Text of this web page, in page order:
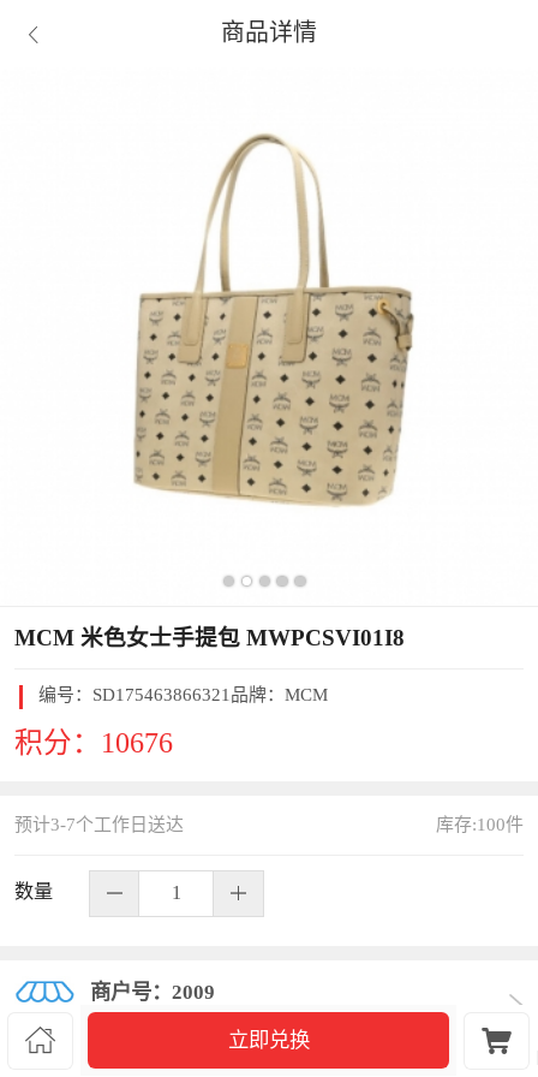
 商品详情
MCM 米色女士手提包 MWPCSVI01I8
编号： SD175463866321品牌：MCM
积分： 10676
库存:100件
预计3-7个工作日送达
数量
商户号：2009
 立即兑换 